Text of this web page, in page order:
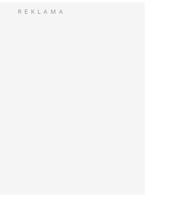
REKLAMA